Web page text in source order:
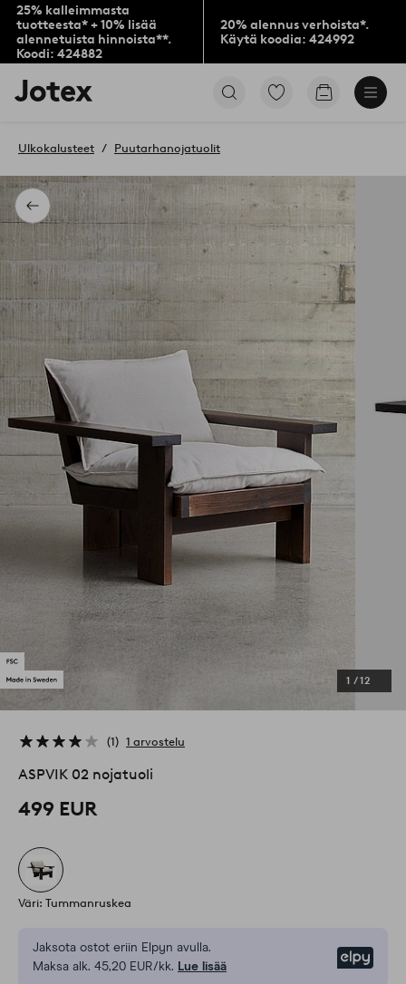
25% kalleimmasta
tuotteesta* + 10% lisää
alennetuista hinnoista**.
Koodi: 424882
20% alennus verhoista*.
Käytä koodia: 424992
Jotex-
logo
aloitussivulle
Siirry
Siirry
Takaisin
Ulkokalusteet Puutarhanojatuolit
1 /12
1 1 arvostelu
ASPVIK 02 nojatuoli
499 EUR
Väri: Tummanruskea
Jaksota ostot eriin Elpyn avulla.
Maksa alk. 45,20 EUR/kk. Lue lisää